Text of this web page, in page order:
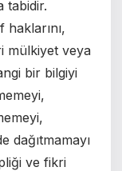
tabidir.
mülkiyet veya
bir bilgiyi
dağıtmamayı
ve fikri